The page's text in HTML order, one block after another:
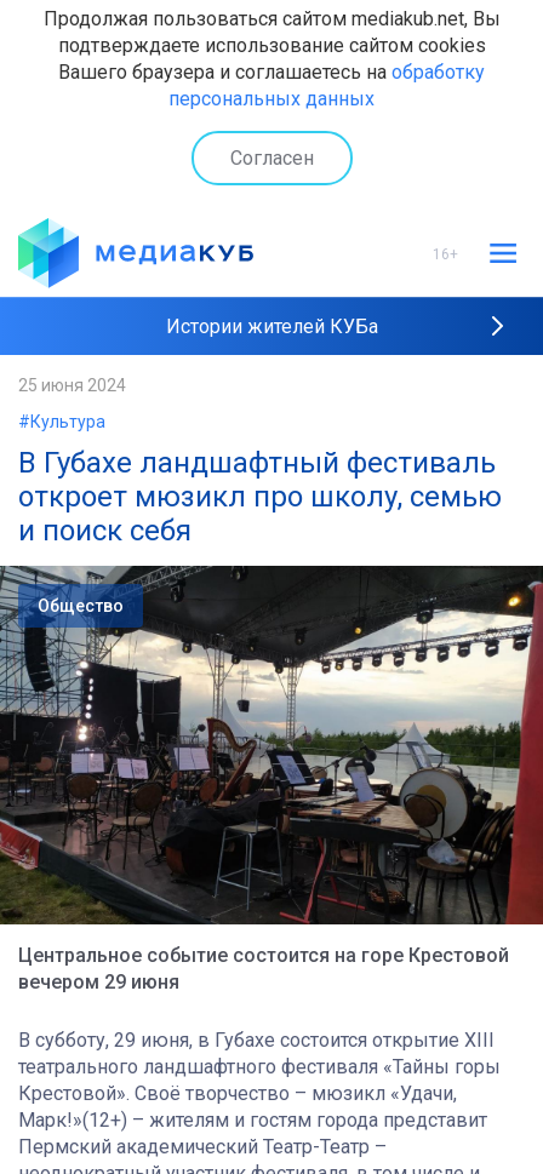
Продолжая пользоваться сайтом mediakub.net, Вы
подтверждаете использование сайтом cookies
Вашего браузера и соглашаетесь на обработку
персональных данных
Согласен
16+
Истории жителей КУБа
Наши интервью
25 июня 2024
#Культура
В Губахе ландшафтный фестиваль
откроет мюзикл про школу, семью
и поиск себя
Общество
Центральное событие состоится на горе Крестовой
вечером 29 июня
В субботу, 29 июня, в Губахе состоится открытие XIII
театрального ландшафтного фестиваля «Тайны горы
Крестовой». Своё творчество – мюзикл «Удачи,
Марк!»(12+) – жителям и гостям города представит
Пермский академический Театр-Театр –